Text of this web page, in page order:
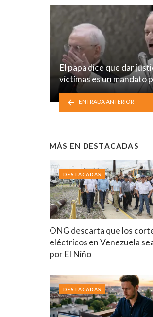
El papa dice que dar
víctimas es un mandato
ENTRADA ANTERIOR
MÁS EN DESTACADAS
ONG descarta que los
eléctricos en Venezuela
por El Niño
DESTACADAS
DESTACADAS